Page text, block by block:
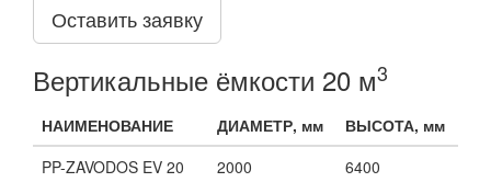
Оставить заявку
Вертикальные ёмкости 20 м3
НАИМЕНОВАНИЕ ДИАМЕТР, мм
ВЫСОТА, мм
PP-ZAVODOS EV 20
2000
6400